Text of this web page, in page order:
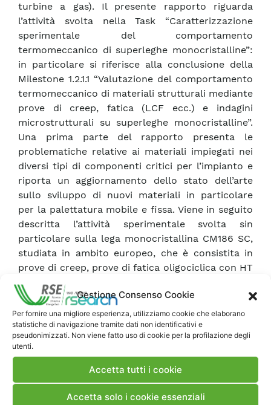
Gestione Consenso Cookie
Per fornire una migliore esperienza, utilizziamo cookie che elaborano
statistiche di navigazione tramite dati non identificativi e
pseudonimizzati. Non viene fatto uso di cookie per la profilazione degli
utenti.
Accetta tutti i cookie
Accetta solo i cookie essenziali
turbine a gas). Il presente rapporto riguarda
l’attività svolta nella Task “Caratterizzazione
sperimentale del comportamento
termomeccanico di superleghe monocristalline”:
in particolare si riferisce alla conclusione della
Milestone 1.2.1.1 “Valutazione del comportamento
termomeccanico di materiali strutturali mediante
prove di creep, fatica (LCF ecc.) e indagini
microstrutturali su superleghe monocristalline”.
Una prima parte del rapporto presenta le
problematiche relative ai materiali impiegati nei
diversi tipi di componenti critici per l’impianto e
riporta un aggiornamento dello stato dell’arte
sullo sviluppo di nuovi materiali in particolare
per la palettatura mobile e fissa. Viene in seguito
descritta l’attività sperimentale svolta sin
particolare sulla lega monocristallina CM186 SC,
studiata in ambito europeo, che è consistita in
prove di creep, prove di fatica oligociclica con HT
di diversa durata e osservazioni microstrutturali
sui campioni sottoposti a condizioni di prova.
Un’ultima parte del rapporto è dedicata alla
messa a punto della metodologia per le prove di
rilassamento e alla possibilità di utilizzare queste
prove per indagare diverse condizioni
sperimentali con un limitato dispendio di tempo
e materiale. A questo scopo viene proposta una
matrice di prove da effettuarsi sulla lega CMSX-4